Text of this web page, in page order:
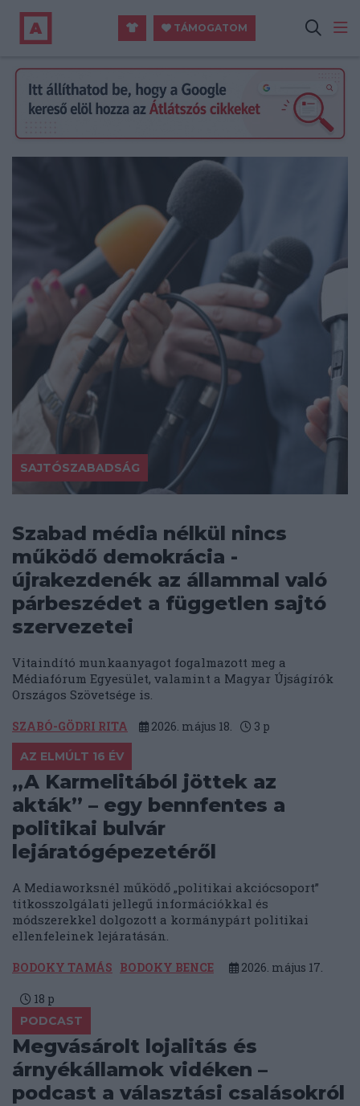
TÁMOGATOM
SAJTÓSZABADSÁG
Szabad média nélkül nincs
működő demokrácia -
újrakezdenék az állammal való
párbeszédet a független sajtó
szervezetei
Vitaindító munkaanyagot fogalmazott meg a
Médiafórum Egyesület, valamint a Magyar Újságírók
Országos Szövetsége is.
SZABÓ-GÖDRI RITA 2026. május 18. 3 p
AZ ELMÚLT 16 ÉV
„A Karmelitából jöttek az
akták” – egy bennfentes a
politikai bulvár
lejáratógépezetéről
A Mediaworksnél működő „politikai akciócsoport”
titkosszolgálati jellegű információkkal és
módszerekkel dolgozott a kormánypárt politikai
ellenfeleinek lejáratásán.
BODOKY TAMÁS BODOKY BENCE 2026. május 17.
18 p
PODCAST
Megvásárolt lojalitás és
árnyékállamok vidéken –
podcast a választási csalásokról